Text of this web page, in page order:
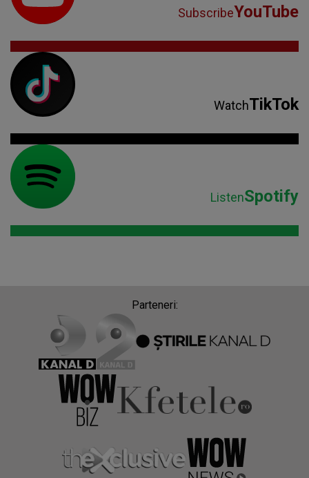
SubscribeYouTube
WatchTikTok
ListenSpotify
Parteneri: